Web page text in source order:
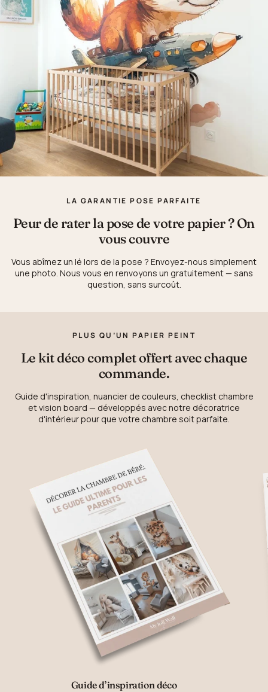
LA GARANTIE POSE PARFAITE
Peur de rater la pose de votre papier ? On
vous couvre
Vous abîmez un lé lors de la pose ? Envoyez-nous simplement
une photo. Nous vous en renvoyons un gratuitement — sans
question, sans surcoût.
PLUS QU’UN PAPIER PEINT
Le kit déco complet offert avec chaque
commande.
Guide d'inspiration, nuancier de couleurs, checklist chambre
et vision board — développés avec notre décoratrice
d'intérieur pour que votre chambre soit parfaite.
Guide d’inspiration déco